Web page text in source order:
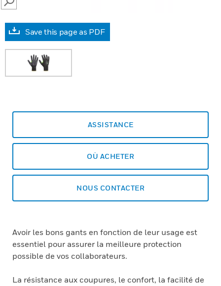
SEARCH
Save this page as PDF
ASSISTANCE
OÙ ACHETER
NOUS CONTACTER
Avoir les bons gants en fonction de leur usage est
essentiel pour assurer la meilleure protection
possible de vos collaborateurs.
La résistance aux coupures, le confort, la facilité de